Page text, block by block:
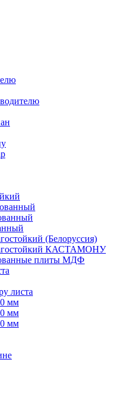
(Белоруссия)
КАСТАМОНУ
плиты МДФ
листа
мм
мм
мм